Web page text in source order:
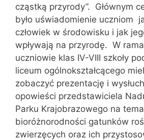
cząstką przyrody”. Głównym
było uświadomienie uczniom
człowiek w środowisku i jak
wpływają na przyrodę. W
uczniowie klas IV-VIII szkoły
liceum ogólnokształcącego
zobaczyć prezentację i
opowieści przedstawiciela
Parku Krajobrazowego na
bioróżnorodności gatunków
zwierzęcych oraz ich